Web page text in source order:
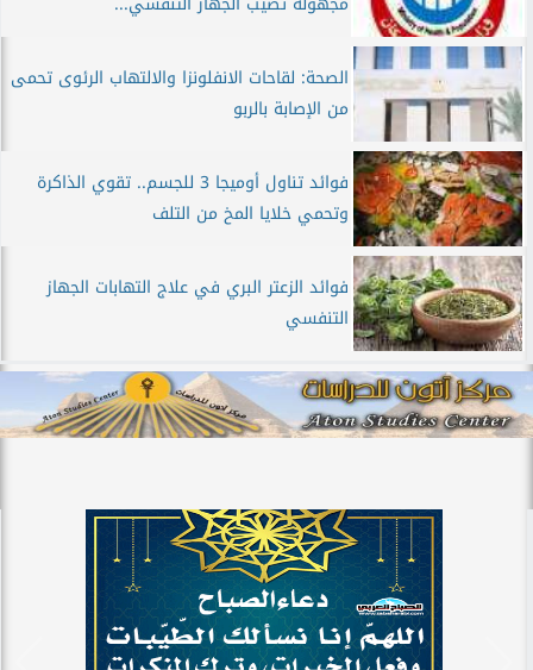
الصحة: لقاحات الانفلونزا والالتهاب الرئوى تحمى
من الإصابة بالربو
فوائد تناول أوميجا 3 للجسم.. تقوي الذاكرة
وتحمي خلايا المخ من التلف
فوائد الزعتر البري في علاج التهابات الجهاز
التنفسي